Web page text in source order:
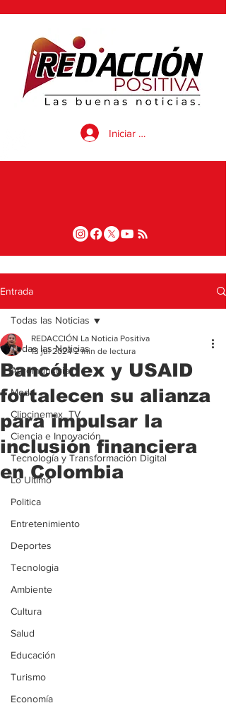
Iniciar sesión
Entrada
Todas las Noticias
Agroindustria
Moda
Clipcinemax_TV
Ciencia e Innovación
Tecnología y Transformación Digital
Lo Ultimo
Politica
Entretenimiento
Deportes
Tecnologia
Ambiente
Cultura
Salud
Educación
Turismo
Economía
Todas las Noticias
Bancóldex y USAID
fortalecen su alianza
para impulsar la
inclusión financiera
en Colombia
REDACCIÓN La Noticia Positiva
13 jul 2024 2 min de lectura